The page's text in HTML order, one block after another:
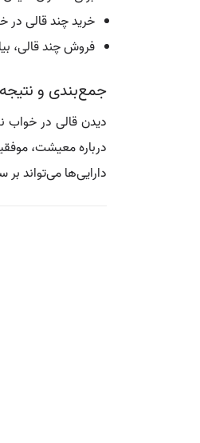
خرید چند قالی
فروش چند قالی،
جمع‌بندی و
دیدن قالی در خواب
درباره معیشت،
دارایی‌ها می‌تواند